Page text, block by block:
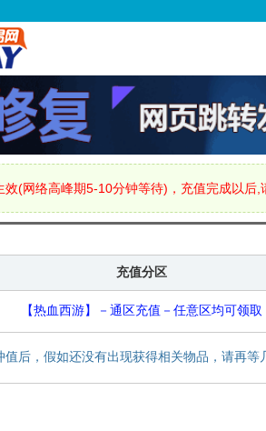
(网络高峰期5-10分钟等待)，充值完成以后,
充值分区
【热血西游】－通区充值－任意区均可领取
后，假如还没有出现获得相关物品，请再